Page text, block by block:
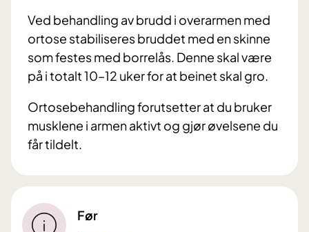
Ved behandling av brudd i overarmen med
ortose stabiliseres bruddet med en skinne
som festes med borrelås. Denne skal være
på i totalt 10–12 uker for at beinet skal gro.
Ortosebehandling forutsetter at du bruker
musklene i armen aktivt og gjør øvelsene du
får tildelt.
Før